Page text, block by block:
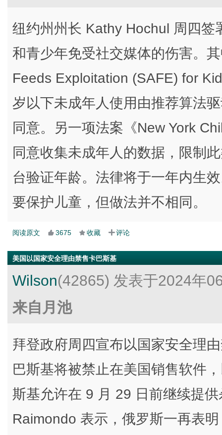
纽约州州长 Kathy Hochul 周四
和青少年免受社交媒体的伤害。
Feeds Exploitation (SAFE) for
岁以下未成年人使用由推荐算法
同意。另一项法案《New York
同意收集未成年人的数据，限制
台验证年龄。法律将于一年内生
要保护儿童，但做法并不相同。
阅读原文 3675 收藏 评论
美国以国家安全理由禁售卡巴斯基
Wilson(42865) 发表于2024年
来自月池
拜登政府周四宣布以国家安全理
巴斯基将被禁止在美国销售软件
斯基允许在 9 月 29 日前继续提
Raimondo 表示，俄罗斯一再表